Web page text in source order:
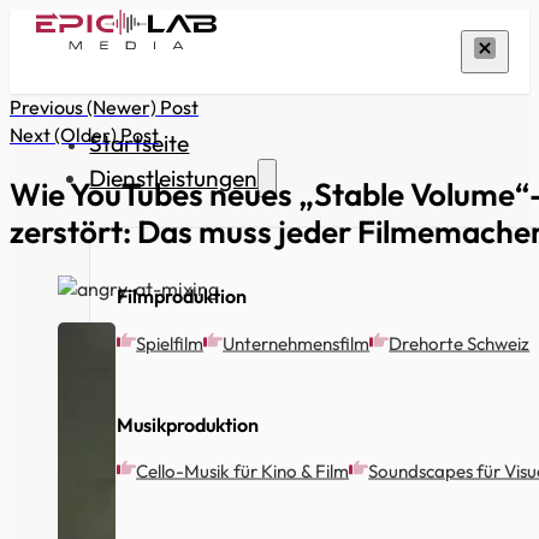
Startseite
Dienstleistungen
Filmproduktion
Spielfilm Unternehmensfilm Drehorte Schweiz
Musikproduktion
Cello-Musik für Kino & Film Soundscapes für
Previous (Newer) Post
Next (Older) Post
Wie YouTubes neues „Stable
zerstört: Das muss jeder